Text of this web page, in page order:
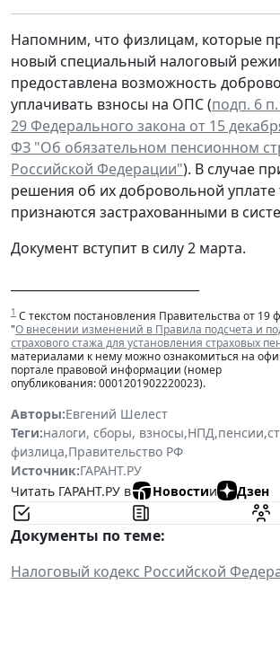
Напомним, что физлицам, которые
новый специальный налоговый
предоставлена возможность
уплачивать взносы на ОПС (подп. 6 п.
29 Федерального закона от 15
ФЗ "Об обязательном пенсионном
Российской Федерации"). В случае
решения об их добровольной уплате
признаются застрахованными в
Документ вступит в силу 2 марта.
1 С текстом постановления Правительства от 19
"О внесении изменений в Правила подсчета и
страхового стажа для установления страховых
материалами к нему можно ознакомиться на
портале правовой информации (номер
опубликования: 0001201902220023).
Авторы:Евгений Шелест
Теги:налоги, сборы, взносы,НПД,пенсии,
физлица,Правительство РФ
Источник:ГАРАНТ.РУ
Читать ГАРАНТ.РУ в
Новостии Дзен
Документы по теме:
Налоговый кодекс Российской